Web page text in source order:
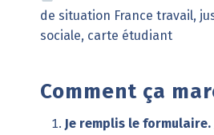
de situation France travail,
sociale, carte étudiant
Comment ça
Je remplis le formulaire.